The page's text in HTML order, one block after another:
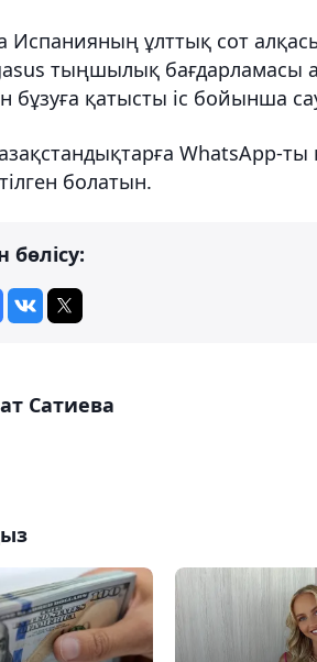
ұлттық сот
тыңшылық бағдарламасы
бұзуға қатысты іс бойынша
WhatsApp-ты
болатын.
Сатиева